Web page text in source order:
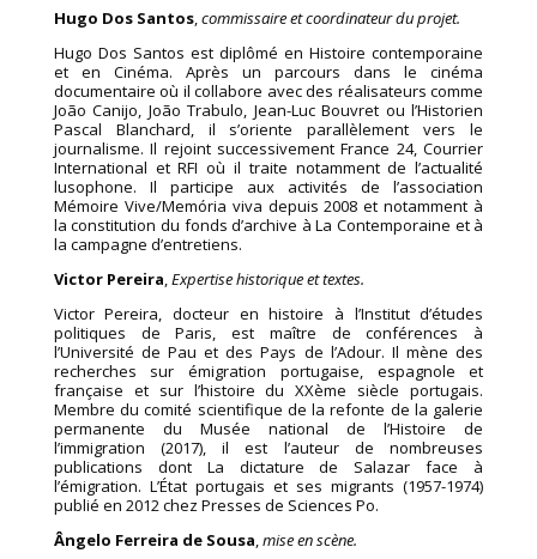
Hugo Dos Santos,commissaire et coordinateur du projet.
Hugo Dos Santos est diplômé en Histoire contemporaine
et en Cinéma. Après un parcours dans le cinéma
documentaire où il collabore avec des réalisateurs comme
João Canijo, João Trabulo, Jean-Luc Bouvret ou l’Historien
Pascal Blanchard, il s’oriente parallèlement vers le
journalisme. Il rejoint successivement France 24, Courrier
International et RFI où il traite notamment de l’actualité
lusophone. Il participe aux activités de l’association
Mémoire Vive/Memória viva depuis 2008 et notamment à
la constitution du fonds d’archive à La Contemporaine et à
la campagne d’entretiens.
Victor Pereira,Expertise historique et textes.
Victor Pereira, docteur en histoire à l’Institut d’études
politiques de Paris, est maître de conférences à
l’Université de Pau et des Pays de l’Adour. Il mène des
recherches sur émigration portugaise, espagnole et
française et sur l’histoire du XXème siècle portugais.
Membre du comité scientifique de la refonte de la galerie
permanente du Musée national de l’Histoire de
l’immigration (2017), il est l’auteur de nombreuses
publications dont La dictature de Salazar face à
l’émigration. L’État portugais et ses migrants (1957-1974)
publié en 2012 chez Presses de Sciences Po.
Ângelo Ferreira de Sousa,mise en scène.